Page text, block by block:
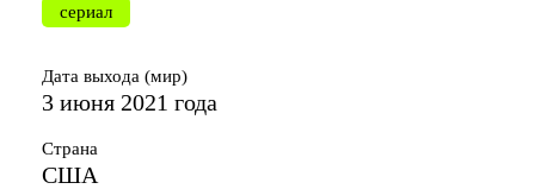
сериал
Дата выхода (мир)
3 июня 2021 года
Страна
США